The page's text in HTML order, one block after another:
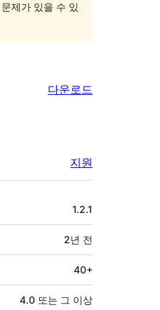
제가 있을 수 있
다운로드
지원
1.2.1
2년 전
40+
4.0 또는 그 이상